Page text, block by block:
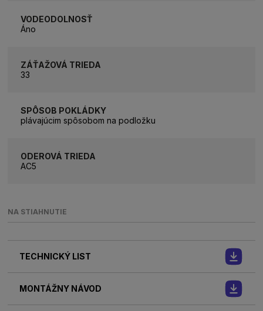
VODEODOLNOSŤ
Áno
ZÁŤAŽOVÁ TRIEDA
33
SPÔSOB POKLÁDKY
plávajúcim spôsobom na podložku
ODEROVÁ TRIEDA
AC5
NA STIAHNUTIE
TECHNICKÝ LIST
MONTÁŽNY NÁVOD